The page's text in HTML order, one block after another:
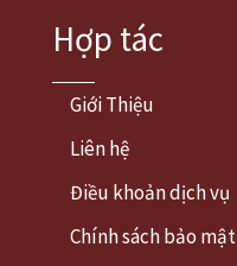
Hợp tác
Giới Thiệu
Liên hệ
Điều khoản dịch vụ
Chính sách bảo mật